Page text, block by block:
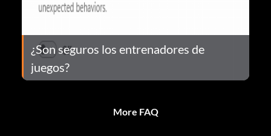
¿Son seguros los entrenadores de
juegos?
More FAQ